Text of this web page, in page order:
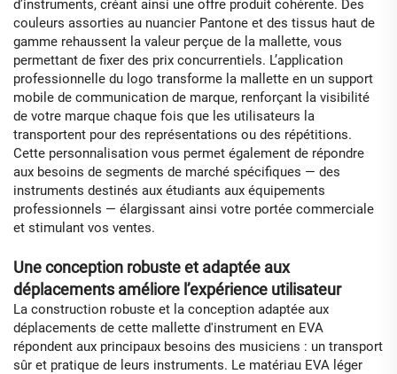
d’instruments, créant ainsi une offre produit cohérente. Des
couleurs assorties au nuancier Pantone et des tissus haut de
gamme rehaussent la valeur perçue de la mallette, vous
permettant de fixer des prix concurrentiels. L’application
professionnelle du logo transforme la mallette en un support
mobile de communication de marque, renforçant la visibilité
de votre marque chaque fois que les utilisateurs la
transportent pour des représentations ou des répétitions.
Cette personnalisation vous permet également de répondre
aux besoins de segments de marché spécifiques — des
instruments destinés aux étudiants aux équipements
professionnels — élargissant ainsi votre portée commerciale
et stimulant vos ventes.
Une conception robuste et adaptée aux
déplacements améliore l’expérience utilisateur
La construction robuste et la conception adaptée aux
déplacements de cette mallette d'instrument en EVA
répondent aux principaux besoins des musiciens : un transport
sûr et pratique de leurs instruments. Le matériau EVA léger